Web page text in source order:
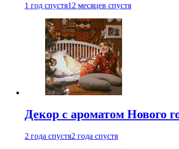
1 год спустя12 месяцев спустя
Декор с ароматом Нового
2 года спустя2 года спустя